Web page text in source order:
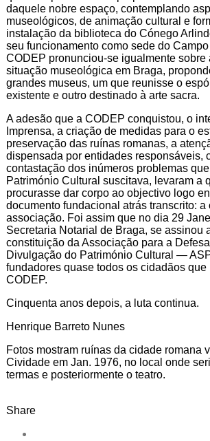
daquele nobre espaço, contemplando
museológicos, de animação cultural e
instalação da biblioteca do Cónego
seu funcionamento como sede do
CODEP pronunciou-se igualmente sobre
situação museológica em Braga,
grandes museus, um que reunisse o
existente e outro destinado à arte sacra.
A adesão que a CODEP conquistou, o
Imprensa, a criação de medidas para o
preservação das ruínas romanas, a
dispensada por entidades responsáveis,
contastação dos inúmeros problemas
Património Cultural suscitava, levaram a
procurasse dar corpo ao objectivo logo
documento fundacional atrás transcrito: a
associação. Foi assim que no dia 29
Secretaria Notarial de Braga, se assinou
constituição da Associação para a
Divulgação do Património Cultural —
fundadores quase todos os cidadãos que
CODEP.
Cinquenta anos depois, a luta continua.
Henrique Barreto Nunes
Fotos mostram ruínas da cidade romana
Cividade em Jan. 1976, no local onde
termas e posteriormente o teatro.
Share